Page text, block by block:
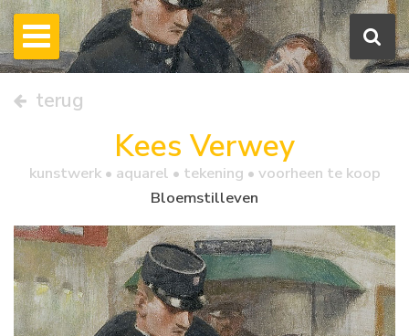
terug
Kees Verwey
kunstwerk • aquarel • tekening • voorheen te koop
Bloemstilleven